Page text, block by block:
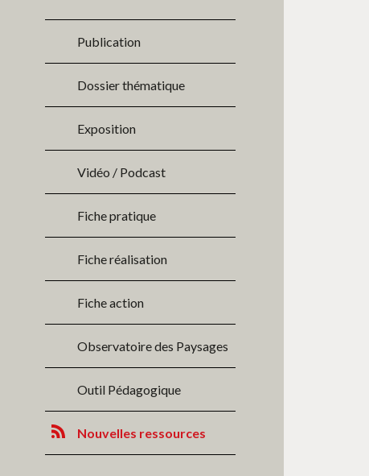
Publication
Dossier thématique
Exposition
Vidéo / Podcast
Fiche pratique
Fiche réalisation
Fiche action
Observatoire des Paysages
Outil Pédagogique
Nouvelles ressources